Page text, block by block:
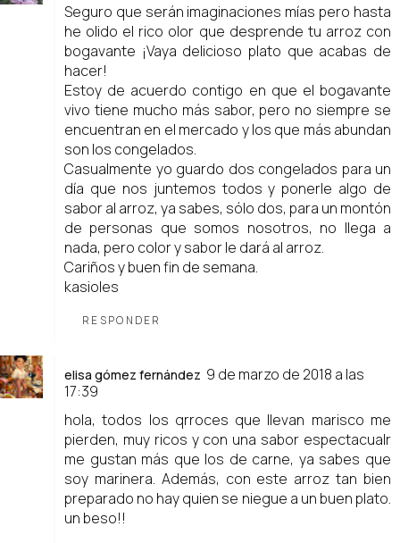
Seguro que serán imaginaciones mías pero hasta
he olido el rico olor que desprende tu arroz con
bogavante ¡Vaya delicioso plato que acabas de
hacer!
Estoy de acuerdo contigo en que el bogavante
vivo tiene mucho más sabor, pero no siempre se
encuentran en el mercado y los que más abundan
son los congelados.
Casualmente yo guardo dos congelados para un
día que nos juntemos todos y ponerle algo de
sabor al arroz, ya sabes, sólo dos, para un montón
de personas que somos nosotros, no llega a
nada, pero color y sabor le dará al arroz.
Cariños y buen fin de semana.
kasioles
RESPONDER
elisa gómez fernández 9 de marzo de 2018 a las
17:39
hola, todos los qrroces que llevan marisco me
pierden, muy ricos y con una sabor espectacualr
me gustan más que los de carne, ya sabes que
soy marinera. Además, con este arroz tan bien
preparado no hay quien se niegue a un buen plato.
un beso!!